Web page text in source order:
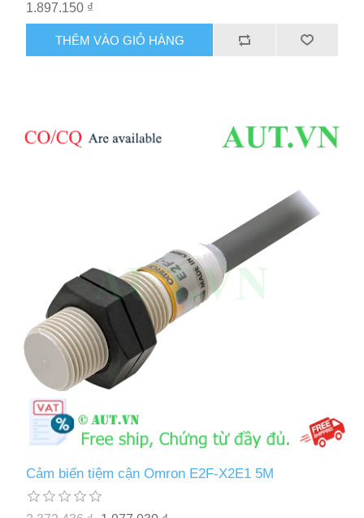
1.897.150 ₫
THÊM VÀO GIỎ HÀNG
Cảm biến tiệm cận Omron E2F-X2E1 5M